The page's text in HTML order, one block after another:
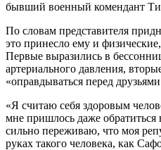
бывший военный комендант
По словам представителя
это принесло ему и
Первые выразились в
артериального давления,
«оправдываться перед
«Я считаю себя здоровым
мне пришлось даже
сильно переживаю, что моя
руках такого человека, как